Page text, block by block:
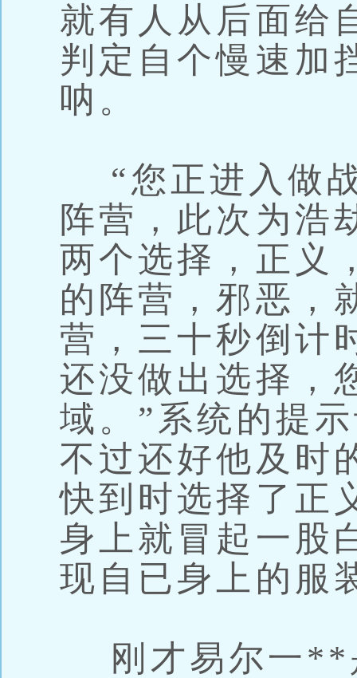
就有人从后面给
判定自个慢速加
呐。
“您正进入做
阵营，此次为浩
两个选择，正义
的阵营，邪恶，
营，三十秒倒计
还没做出选择，
域。”系统的提
不过还好他及时
快到时选择了正
身上就冒起一股
现自已身上的服
刚才易尔一**